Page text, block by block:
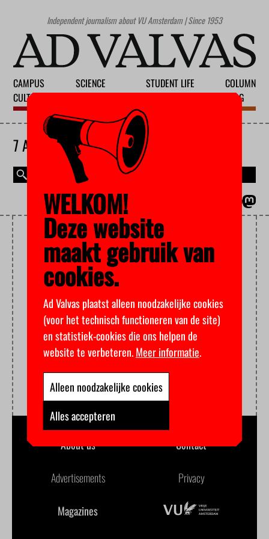
Independent journalism about VU Amsterdam | Since 1953
CAMPUS
CULTURE
SCIENCE
STUDENT LIFE
COLUMN
BLOG
7 AUGUST 2026
MAGAZINE
INNOVATION
About us Contact
Advertisements Privacy
Magazines
WELKOM!
Deze website
maakt gebruik van
cookies.
Ad Valvas plaatst alleen noodzakelijke cookies
(voor het technisch functioneren van de site)
en statistiek-cookies die ons helpen de
website te verbeteren.Meer informatie.
Alleen noodzakelijke cookies
Alles accepteren